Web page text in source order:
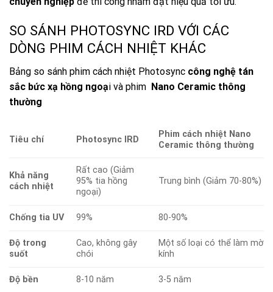
SO SÁNH PHOTOSYNC IRD VỚI CÁC
DÒNG PHIM CÁCH NHIỆT KHÁC
Bảng so sánh phim cách nhiệt Photosync công nghệ tán
sắc bức xạ hồng ngoại và phim Nano Ceramic thông
thường
Tiêu chí Photosync IRD
Phim cách nhiệt Nano
Ceramic thông thường
Khả năng
cách nhiệt
Rất cao (Giảm
95% tia hồng
ngoại)
Trung bình (Giảm 70-80%)
Chống tia UV 99% 80-90%
Độ trong
suốt
Cao, không gây
chói
Một số loại có thể làm mờ
kính
Độ bền 8-10 năm 3-5 năm